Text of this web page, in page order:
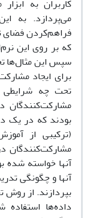
کاربران به
می‌پردازد. به
فراهم‌کردن فضای
که بر روی ‌این
سپس این مثال‌ها
برای ایجاد
تحت چه
مشارکت‌کنندگان
بودند که در یک
(ترکیبی از
مشارکت‌کنندگان
آنها خواسته
آنها و چگونگی
بپردازند. از روش
داده‌ها